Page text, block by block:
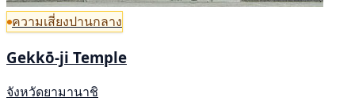
ความเสี่ยงปานกลาง
Gekkō-ji Temple
จังหวัดยามานาชิ